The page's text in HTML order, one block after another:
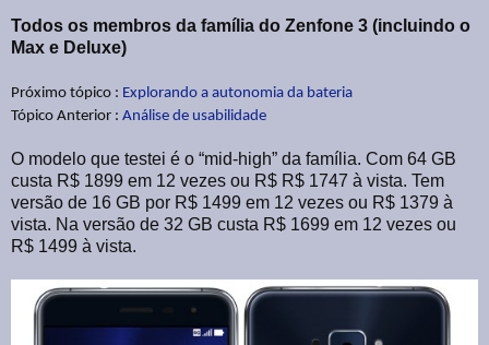
Todos os membros da família do Zenfone 3 (incluindo o
Max e Deluxe)
Próximo tópico : Explorando a autonomia da bateria
Tópico Anterior : Análise de usabilidade
O modelo que testei é o “mid-high” da família. Com 64 GB
custa R$ 1899 em 12 vezes ou R$ R$ 1747 à vista. Tem
versão de 16 GB por R$ 1499 em 12 vezes ou R$ 1379 à
vista. Na versão de 32 GB custa R$ 1699 em 12 vezes ou
R$ 1499 à vista.